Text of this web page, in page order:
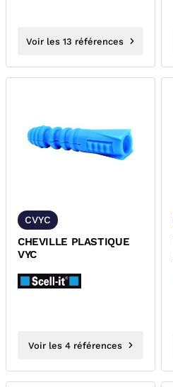
Voir les 13 références
CVYC
CHEVILLE PLASTIQUE
VYC
Voir les 4 références